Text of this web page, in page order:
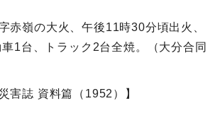
赤嶺の大火、午後11時30分頃出火、
1台、トラック2台全焼。（大分合同
害誌 資料篇（1952）】